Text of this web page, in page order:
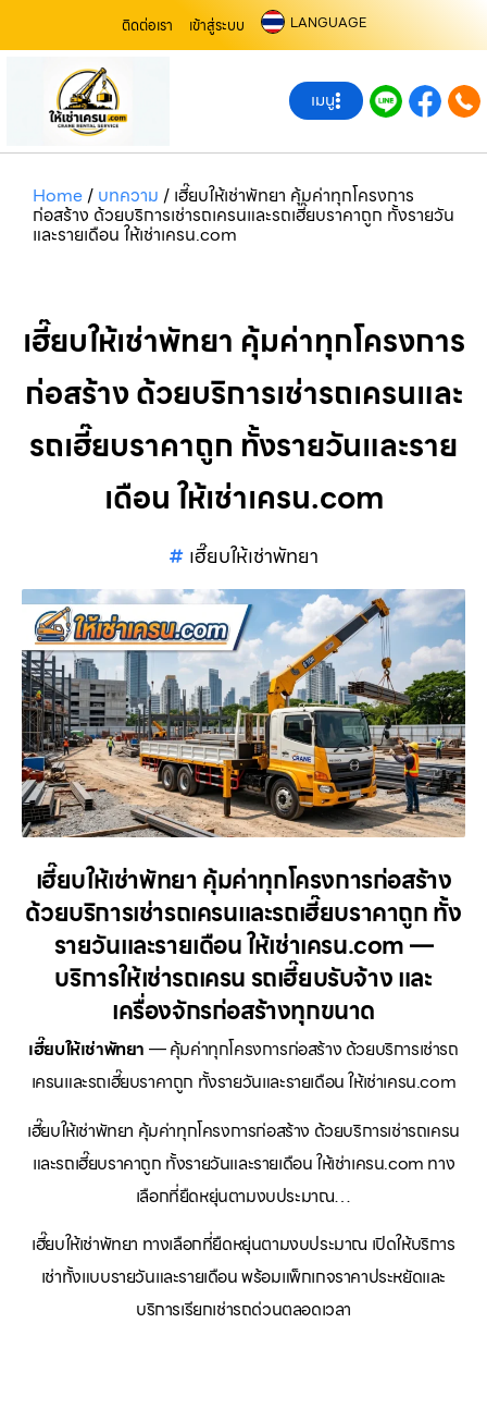
ติดต่อเรา เข้าสู่ระบบ LANGUAGE
เมนู
Home/ บทความ / เฮี๊ยบให้เช่าพัทยา คุ้มค่าทุกโครงการ
ก่อสร้าง ด้วยบริการเช่ารถเครนและรถเฮี๊ยบราคาถูก ทั้งรายวัน
และรายเดือน ให้เช่าเครน.com
เฮี๊ยบให้เช่าพัทยา คุ้มค่าทุกโครงการ
ก่อสร้าง ด้วยบริการเช่ารถเครนและ
รถเฮี๊ยบราคาถูก ทั้งรายวันและราย
เดือน ให้เช่าเครน.com
เฮี๊ยบให้เช่าพัทยา
เฮี๊ยบให้เช่าพัทยา คุ้มค่าทุกโครงการก่อสร้าง
ด้วยบริการเช่ารถเครนและรถเฮี๊ยบราคาถูก ทั้ง
รายวันและรายเดือน ให้เช่าเครน.com —
บริการให้เช่ารถเครน รถเฮี๊ยบรับจ้าง และ
เครื่องจักรก่อสร้างทุกขนาด
เฮี๊ยบให้เช่าพัทยา — คุ้มค่าทุกโครงการก่อสร้าง ด้วยบริการเช่ารถ
เครนและรถเฮี๊ยบราคาถูก ทั้งรายวันและรายเดือน ให้เช่าเครน.com
เฮี๊ยบให้เช่าพัทยา คุ้มค่าทุกโครงการก่อสร้าง ด้วยบริการเช่ารถเครน
และรถเฮี๊ยบราคาถูก ทั้งรายวันและรายเดือน ให้เช่าเครน.com ทาง
เลือกที่ยืดหยุ่นตามงบประมาณ…
เฮี๊ยบให้เช่าพัทยา ทางเลือกที่ยืดหยุ่นตามงบประมาณ เปิดให้บริการ
เช่าทั้งแบบรายวันและรายเดือน พร้อมแพ็กเกจราคาประหยัดและ
บริการเรียกเช่ารถด่วนตลอดเวลา